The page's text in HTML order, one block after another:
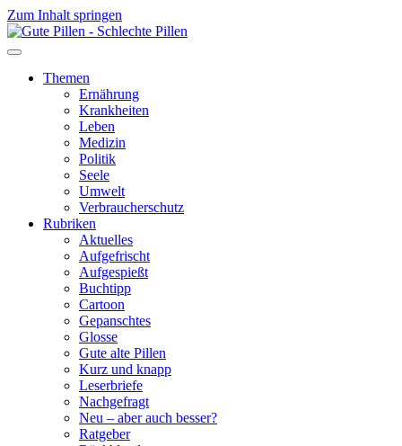
Zum Inhalt springen
Themen
Ernährung
Krankheiten
Leben
Medizin
Politik
Seele
Umwelt
Verbraucherschutz
Rubriken
Aktuelles
Aufgefrischt
Aufgespießt
Buchtipp
Cartoon
Gepanschtes
Glosse
Gute alte Pillen
Kurz und knapp
Leserbriefe
Nachgefragt
Neu – aber auch besser?
Ratgeber